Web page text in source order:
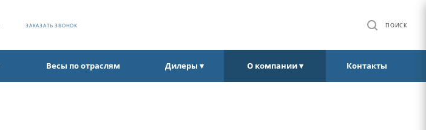
ЗАКАЗАТЬ ЗВОНОК ПОИСК
Весы по отраслям Дилеры ▾ О компании ▾ Контакты